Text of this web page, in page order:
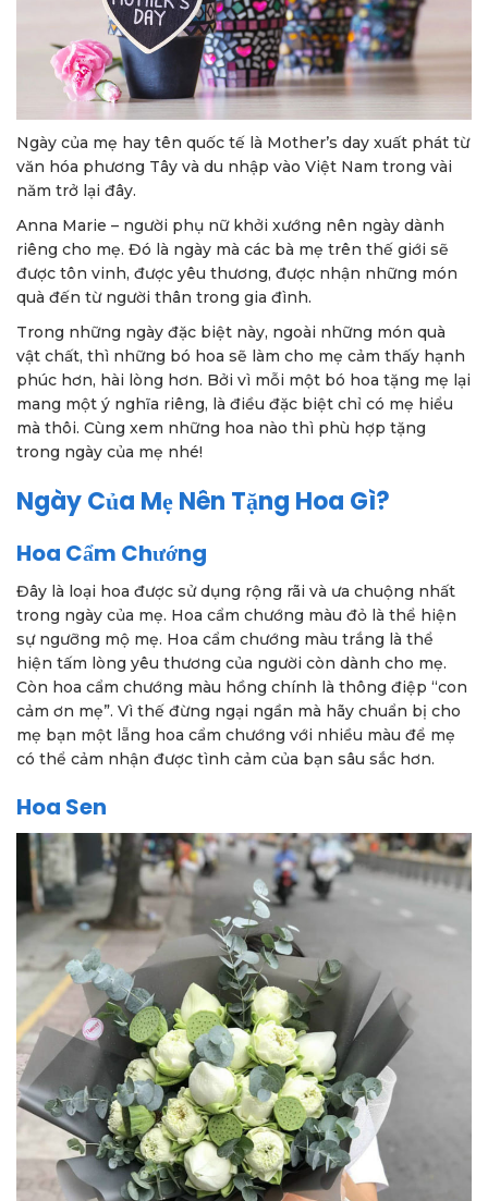
Ngày của mẹ hay tên quốc tế là Mother’s day xuất phát từ
văn hóa phương Tây và du nhập vào Việt Nam trong vài
năm trở lại đây.
Anna Marie – người phụ nữ khởi xướng nên ngày dành
riêng cho mẹ. Đó là ngày mà các bà mẹ trên thế giới sẽ
được tôn vinh, được yêu thương, được nhận những món
quà đến từ người thân trong gia đình.
Trong những ngày đặc biệt này, ngoài những món quà
vật chất, thì những bó hoa sẽ làm cho mẹ cảm thấy hạnh
phúc hơn, hài lòng hơn. Bởi vì mỗi một bó hoa tặng mẹ lại
mang một ý nghĩa riêng, là điều đặc biệt chỉ có mẹ hiểu
mà thôi. Cùng xem những hoa nào thì phù hợp tặng
trong ngày của mẹ nhé!
Ngày Của Mẹ Nên Tặng Hoa Gì?
Hoa Cẩm Chướng
Đây là loại hoa được sử dụng rộng rãi và ưa chuộng nhất
trong ngày của mẹ. Hoa cẩm chướng màu đỏ là thể hiện
sự ngưỡng mộ mẹ. Hoa cẩm chướng màu trắng là thể
hiện tấm lòng yêu thương của người còn dành cho mẹ.
Còn hoa cẩm chướng màu hồng chính là thông điệp “con
cảm ơn mẹ”. Vì thế đừng ngại ngần mà hãy chuẩn bị cho
mẹ bạn một lẵng hoa cẩm chướng với nhiều màu để mẹ
có thể cảm nhận được tình cảm của bạn sâu sắc hơn.
Hoa Sen